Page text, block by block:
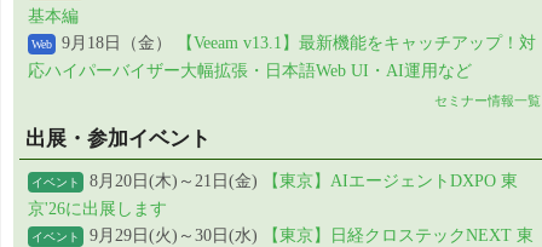
基本編
Web 9月18日（金）
【Veeam v13.1】最新機能をキャッチアップ！対
応ハイパーバイザー大幅拡張・日本語Web UI・AI運用など
セミナー情報一覧
出展・参加イベント
イベント 8月20日(木)～21日(金)
【東京】AIエージェントDXPO 東
京'26に出展します
イベント 9月29日(火)～30日(水)
【東京】日経クロステックNEXT 東